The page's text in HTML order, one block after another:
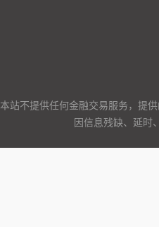
本站不提供任何金融交易服务，提
因信息残缺、延时